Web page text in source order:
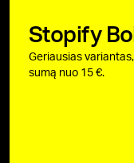
Stopify
Geriausias
sumą nuo 15 €.